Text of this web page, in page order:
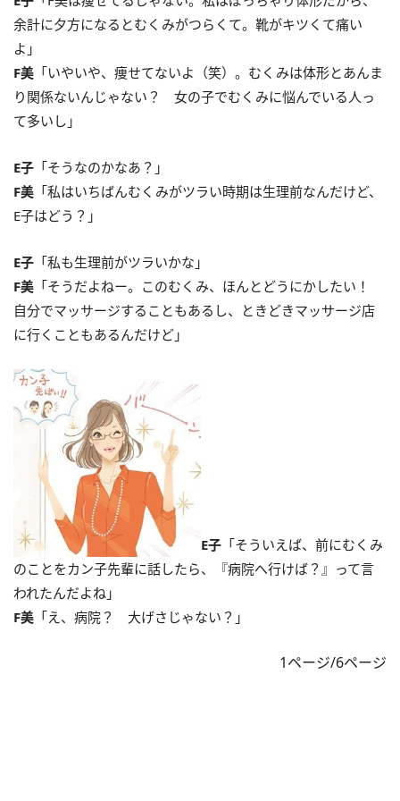
余計に夕方になるとむくみがつらくて。靴がキツくて痛い
よ」
F美 「いやいや、痩せてないよ（笑）。むくみは体形とあんま
り関係ないんじゃない？ 女の子でむくみに悩んでいる人っ
て多いし」
E子 「そうなのかなあ？」
F美 「私はいちばんむくみがツラい時期は生理前なんだけど、
E子はどう？」
E子 「私も生理前がツラいかな」
F美 「そうだよねー。このむくみ、ほんとどうにかしたい！
自分でマッサージすることもあるし、ときどきマッサージ店
に行くこともあるんだけど」
E子 「そういえば、前にむくみ
のことをカン子先輩に話したら、『病院へ行けば？』って言
われたんだよね」
F美 「え、病院？ 大げさじゃない？」
1ページ/6ページ